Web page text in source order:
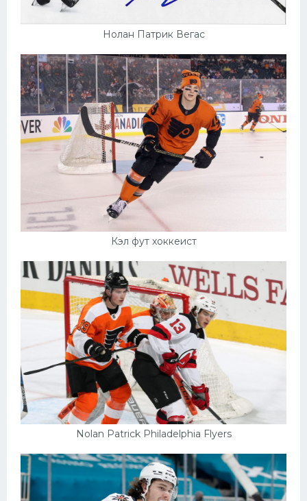
Нолан Патрик Вегас
Кэл фут хоккеист
Nolan Patrick Philadelphia Flyers